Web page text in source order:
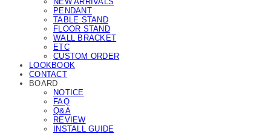
PENDANT
TABLE STAND
FLOOR STAND
WALL BRACKET
ETC
CUSTOM ORDER
LOOKBOOK
CONTACT
BOARD
NOTICE
FAQ
Q&A
REVIEW
INSTALL GUIDE